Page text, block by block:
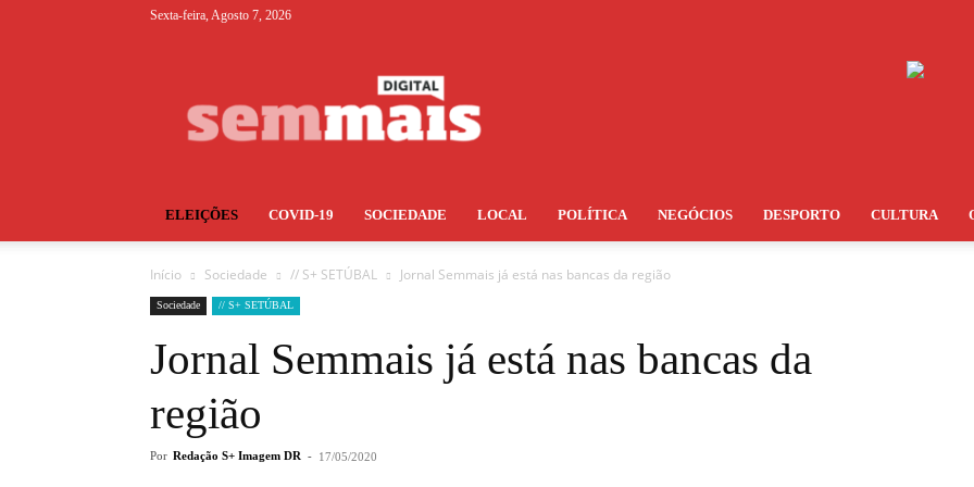
Sexta-feira, Agosto 7, 2026
ELEIÇÕES COVID-19 SOCIEDADE LOCAL POLÍTICA NEGÓCIOS DESPORTO CULTURA
Início Sociedade // S+ SETÚBAL Jornal Semmais já está nas bancas da região
Sociedade // S+ SETÚBAL
Jornal Semmais já está nas bancas da
região
Por Redação S+ Imagem DR - 17/05/2020